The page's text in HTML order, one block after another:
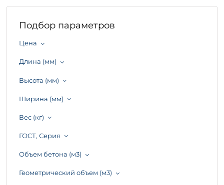
Подбор параметров
Цена
Длина (мм)
Высота (мм)
Ширина (мм)
Вес (кг)
ГОСТ, Серия
Объем бетона (м3)
Геометрический объем (м3)